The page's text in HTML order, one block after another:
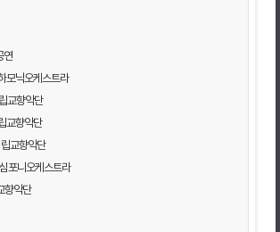
연
모닉오케스트라
교향악단
교향악단
교향악단
포니오케스트라
향악단